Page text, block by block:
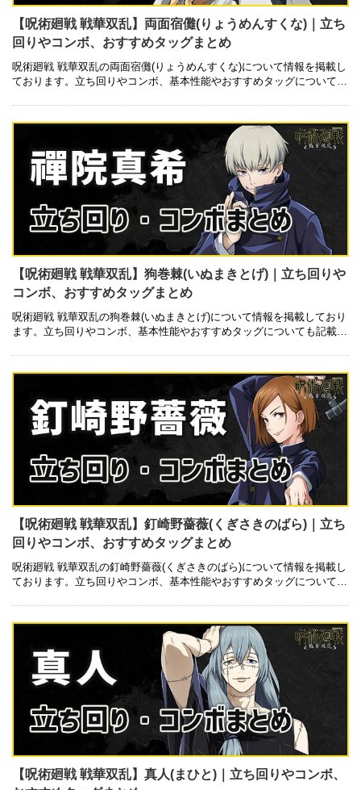
【呪術廻戦 戦華双乱】両面宿儺(りょうめんすくな)｜立ち
回りやコンボ、おすすめタッグまとめ
呪術廻戦 戦華双乱の両面宿儺(りょうめんすくな)について情報を掲載し
ております。立ち回りやコンボ、基本性能やおすすめタッグについても
…
【呪術廻戦 戦華双乱】狗巻棘(いぬまきとげ)｜立ち回りや
コンボ、おすすめタッグまとめ
呪術廻戦 戦華双乱の狗巻棘(いぬまきとげ)について情報を掲載しており
ます。立ち回りやコンボ、基本性能やおすすめタッグについても記載し
…
【呪術廻戦 戦華双乱】釘崎野薔薇(くぎさきのばら)｜立ち
回りやコンボ、おすすめタッグまとめ
呪術廻戦 戦華双乱の釘崎野薔薇(くぎさきのばら)について情報を掲載し
ております。立ち回りやコンボ、基本性能やおすすめタッグについても
…
【呪術廻戦 戦華双乱】真人(まひと)｜立ち回りやコンボ、